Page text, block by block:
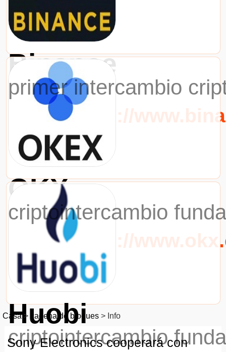
Binance
primer intercambio
URL：https://
OKX
criptointercambio
URL：https://
Huobi
criptointercambio
Casa> cadena de bloques > Info
Sony Electronics cooperará con